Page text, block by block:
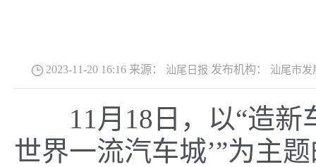
2023-11-20 16:16 来源： 汕尾日报 发布机构： 汕尾市发
11月18日，以“造新
世界一流汽车城’”为主